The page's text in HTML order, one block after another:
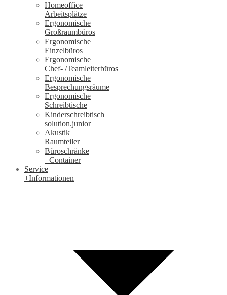
Homeoffice
Arbeitsplätze
Ergonomische
Großraumbüros
Ergonomische
Einzelbüros
Ergonomische
Chef- /Teamleiterbüros
Ergonomische
Besprechungsräume
Ergonomische
Schreibtische
Kinderschreibtisch
solution.junior
Akustik
Raumteiler
Büroschränke
+Container
Service
+Informationen